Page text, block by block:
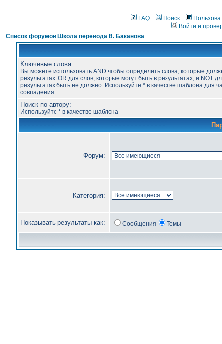
FAQ Поиск
Войти и
Список форумов Школа перевода В. Баканова
Ключевые слова:
Вы можете использовать AND чтобы определить слова, которые
результатах, OR для слов, которые могут быть в результатах, и NOT
результатах быть не должно. Используйте * в качестве шаблона для
совпадения.
Поиск по автору:
Используйте * в качестве шаблона
Форум:
Категория:
Показывать результаты как: Сообщения Темы